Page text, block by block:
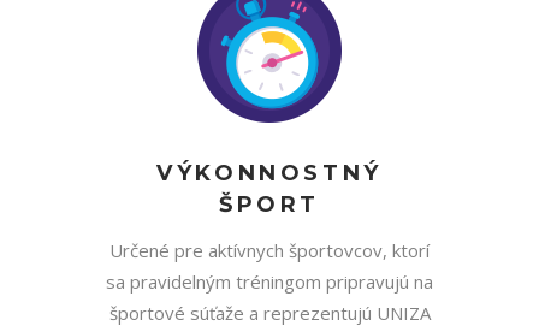
VÝKONNOSTNÝ
ŠPORT
Určené pre aktívnych športovcov, ktorí
sa pravidelným tréningom pripravujú na
športové súťaže a reprezentujú UNIZA